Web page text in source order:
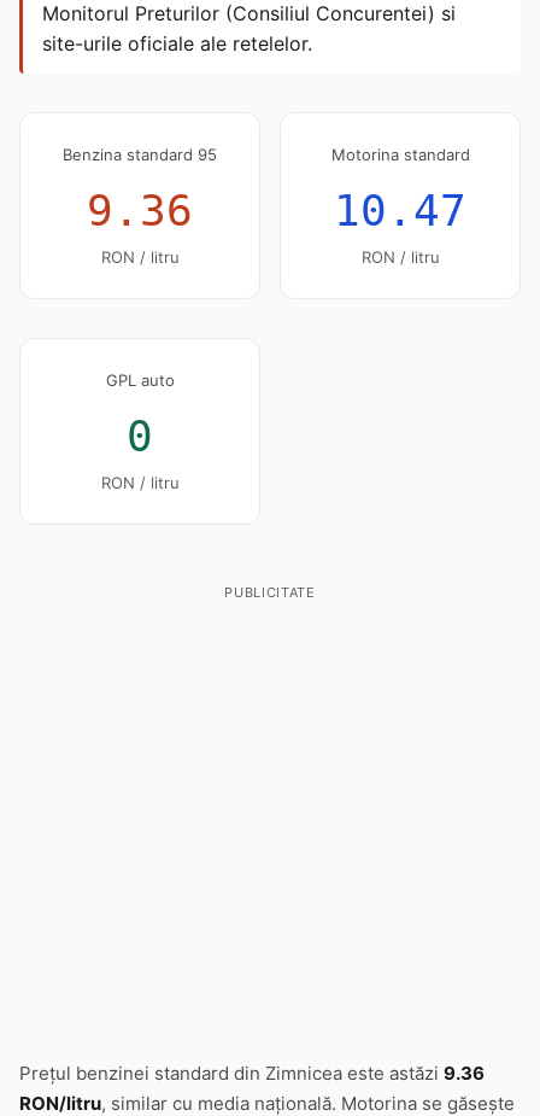
Monitorul Preturilor (Consiliul Concurentei) si
site-urile oficiale ale retelelor.
Benzina standard 95
9.36
RON / litru
Motorina standard
10.47
RON / litru
GPL auto
0
RON / litru
PUBLICITATE
Prețul benzinei standard din Zimnicea este astăzi 9.36
RON/litru, similar cu media națională. Motorina se găsește